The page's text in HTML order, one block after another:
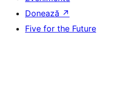
Donează ↗
Five for the Future